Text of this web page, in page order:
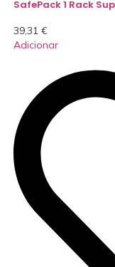
SafePack 1 Rack
39,31 €
Adicionar